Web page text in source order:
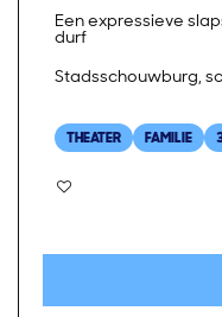
Een expressieve
durf
Stadsschouwburg,
THEATER FAMILIE